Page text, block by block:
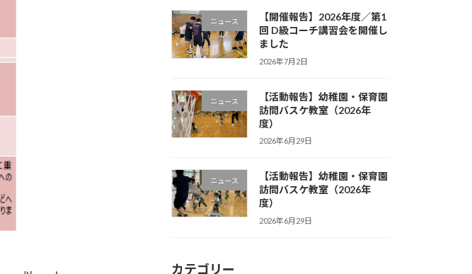
ニュース
【開催報告】2026年度／第1
回 D級コーチ講習会を開催し
ました
2026年7月2日
ニュース
【活動報告】幼稚園・保育園
訪問バスケ教室（2026年
度）
2026年6月29日
ニュース
【活動報告】幼稚園・保育園
訪問バスケ教室（2026年
度）
2026年6月29日
カテゴリー